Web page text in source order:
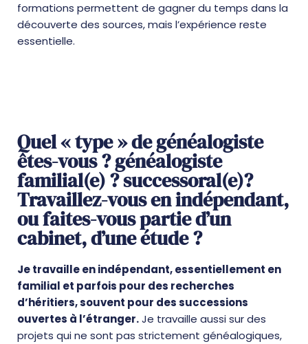
formations permettent de gagner du temps dans la
découverte des sources, mais l’expérience reste
essentielle.
Quel « type » de généalogiste
êtes-vous ? généalogiste
familial(e) ? successoral(e)?
Travaillez-vous en indépendant,
ou faites-vous partie d’un
cabinet, d’une étude ?
Je travaille en indépendant, essentiellement en
familial et parfois pour des recherches
d’héritiers, souvent pour des successions
ouvertes à l’étranger.Je travaille aussi sur des
projets qui ne sont pas strictement généalogiques,